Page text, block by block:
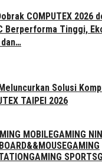
COMPUTEX 2026
Berperforma Tinggi,
Solusi
TAIPEI 2026
MOBILEGAMING
GAMING
GAMING SPORTS